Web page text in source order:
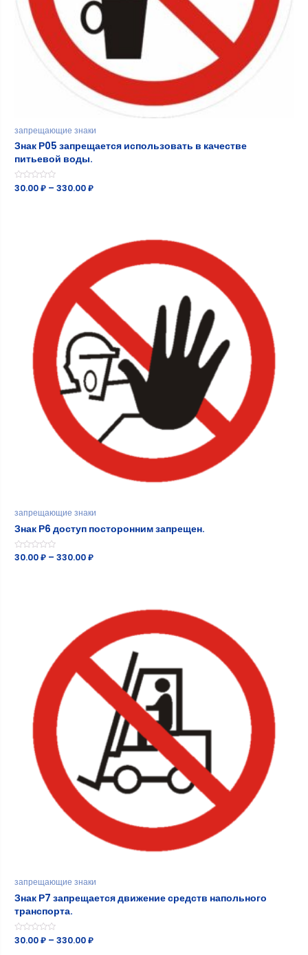
запрещающие знаки
Знак Р05 запрещается использовать в качестве
питьевой воды.
Оценка
0
30.00₽ –330.00₽
запрещающие знаки
Знак Р6 доступ посторонним запрещен.
Оценка
30.00₽ –330.00₽
запрещающие знаки
Знак Р7 запрещается движение средств напольного
транспорта.
Оценка
0
30.00₽ –330.00₽